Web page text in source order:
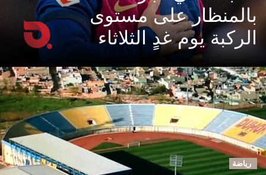
بالمنظار على مستوى
الركبة يوم غدٍ الثلاثاء
رياضة